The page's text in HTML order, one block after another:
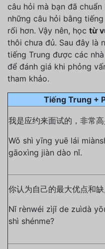
câu hỏi mà bạn đã
những câu hỏi bằng
rối hơn. Vậy nên, học từ
thôi chưa đủ. Sau đây là
tiếng Trung được các
để đánh giá khi phỏng
tham khảo.
Tiếng Trung +
我是应约来面试的，非常高
Wǒ shì yīng yuē lái
gāoxìng jiàn dào nǐ.
你认为自己的最大优点和
Nǐ rènwéi zìjǐ de zuìdà
shì shénme?